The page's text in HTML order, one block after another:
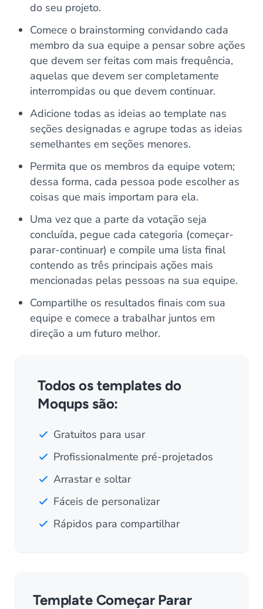
do seu projeto.
Comece o brainstorming convidando cada
membro da sua equipe a pensar sobre ações
que devem ser feitas com mais frequência,
aquelas que devem ser completamente
interrompidas ou que devem continuar.
Adicione todas as ideias ao template nas
seções designadas e agrupe todas as ideias
semelhantes em seções menores.
Permita que os membros da equipe votem;
dessa forma, cada pessoa pode escolher as
coisas que mais importam para ela.
Uma vez que a parte da votação seja
concluída, pegue cada categoria (começar-
parar-continuar) e compile uma lista final
contendo as três principais ações mais
mencionadas pelas pessoas na sua equipe.
Compartilhe os resultados finais com sua
equipe e comece a trabalhar juntos em
direção a um futuro melhor.
Todos os templates do
Moqups são:
Gratuitos para usar
Profissionalmente pré-projetados
Arrastar e soltar
Fáceis de personalizar
Rápidos para compartilhar
Template Começar Parar